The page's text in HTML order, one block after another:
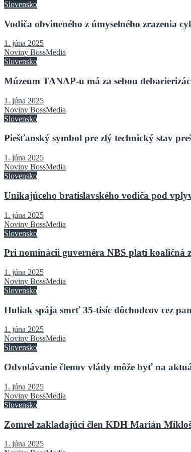
Slovensko
Vodiča obvineného z úmyselného zrazenia
1. júna 2025
Noviny BossMedia
Slovensko
Múzeum TANAP-u má za sebou
1. júna 2025
Noviny BossMedia
Slovensko
Piešťanský symbol pre zlý technický stav
1. júna 2025
Noviny BossMedia
Slovensko
Unikajúceho bratislavského vodiča pod
1. júna 2025
Noviny BossMedia
Slovensko
Pri nominácii guvernéra NBS platí
1. júna 2025
Noviny BossMedia
Slovensko
Huliak spája smrť 35-tisíc dôchodcov cez
1. júna 2025
Noviny BossMedia
Slovensko
Odvolávanie členov vlády môže byť na
1. júna 2025
Noviny BossMedia
Slovensko
Zomrel zakladajúci člen KDH Marián
1. júna 2025